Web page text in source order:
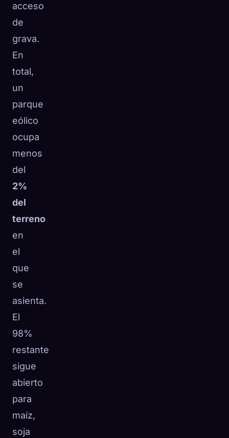
acceso
de
grava.
En
total,
un
parque
eólico
ocupa
menos
del
2%
del
terreno
en
el
que
se
asienta.
El
98%
restante
sigue
abierto
para
maíz,
soja